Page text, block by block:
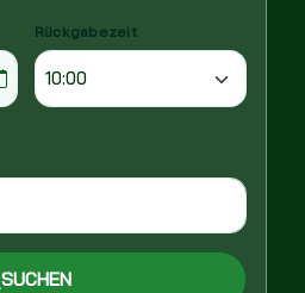
Rückgabezeit
SUCHEN